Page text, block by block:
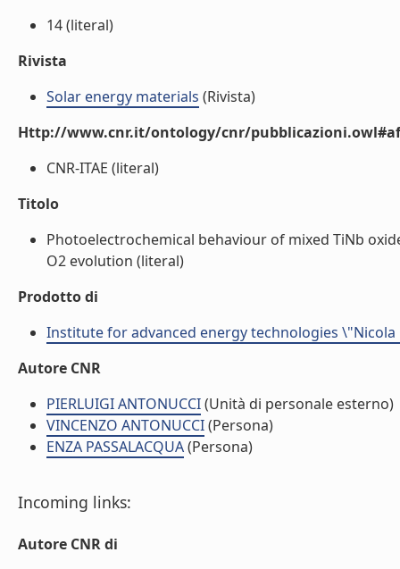
14 (literal)
Rivista
Solar energy materials (Rivista)
Http://www.cnr.it/ontology/cnr/
CNR-ITAE (literal)
Titolo
Photoelectrochemical behaviour of mixed TiNb
O2 evolution (literal)
Prodotto di
Institute for advanced energy technologies \"Nicola
Autore CNR
PIERLUIGI ANTONUCCI(Unità di personale esterno)
VINCENZO ANTONUCCI(Persona)
ENZA PASSALACQUA(Persona)
Incoming links:
Autore CNR di